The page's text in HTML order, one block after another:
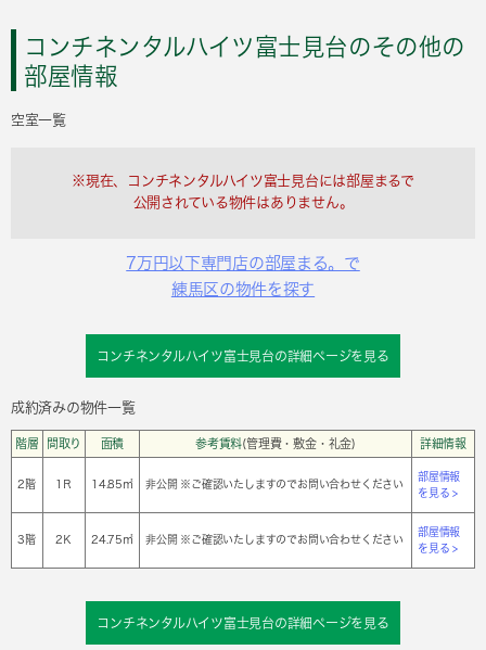
コンチネンタルハイツ富士見台のその他の
部屋情報
空室一覧
※現在、コンチネンタルハイツ富士見台には部屋まるで
公開されている物件はありません。
7万円以下専門店の部屋まる。で
練馬区の物件を探す
コンチネンタルハイツ富士見台の詳細ページを見る
成約済みの物件一覧
階層 間取り 面積 参考賃料(管理費・敷金・礼金) 詳細情報
2階 1Ｒ 14.85㎡ 非公開 ※ご確認いたしますのでお問い合わせください
部屋情報
を見る >
3階 2Ｋ 24.75㎡ 非公開 ※ご確認いたしますのでお問い合わせください
部屋情報
を見る >
コンチネンタルハイツ富士見台の詳細ページを見る